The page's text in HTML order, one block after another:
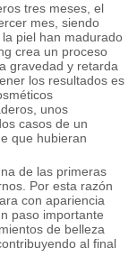
tres meses, el
mes, siendo
piel han madurado
crea un proceso
gravedad y retarda
los resultados es
unos
casos de un
que hubieran
de las primeras
Por esta razón
con apariencia
paso importante
de belleza
al final